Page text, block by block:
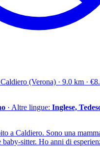
(Verona) · 9.0 km ·
· Altre lingue: Inglese,
a Caldiero. Sono una
sitter. Ho anni di